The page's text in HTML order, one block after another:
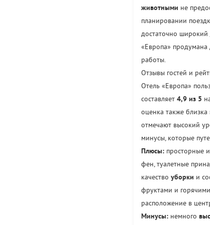
животными не
планировании
достаточно широкий
«Европа» продумана
работы.
Отзывы гостей и
Отель «Европа»
составляет 4,9 из 5
оценка также
отмечают высокий
минусы, которые
Плюсы:просторные
фен, туалетные
качество уборки и
фруктами и
расположение в
Минусы:немного